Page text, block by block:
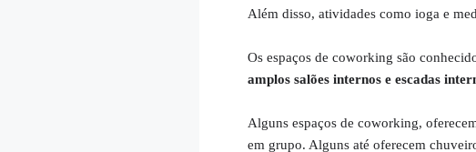
Além disso, atividades como ioga e
Os espaços de coworking são
amplos salões internos e escadas
Alguns espaços de coworking,
em grupo. Alguns até oferecem